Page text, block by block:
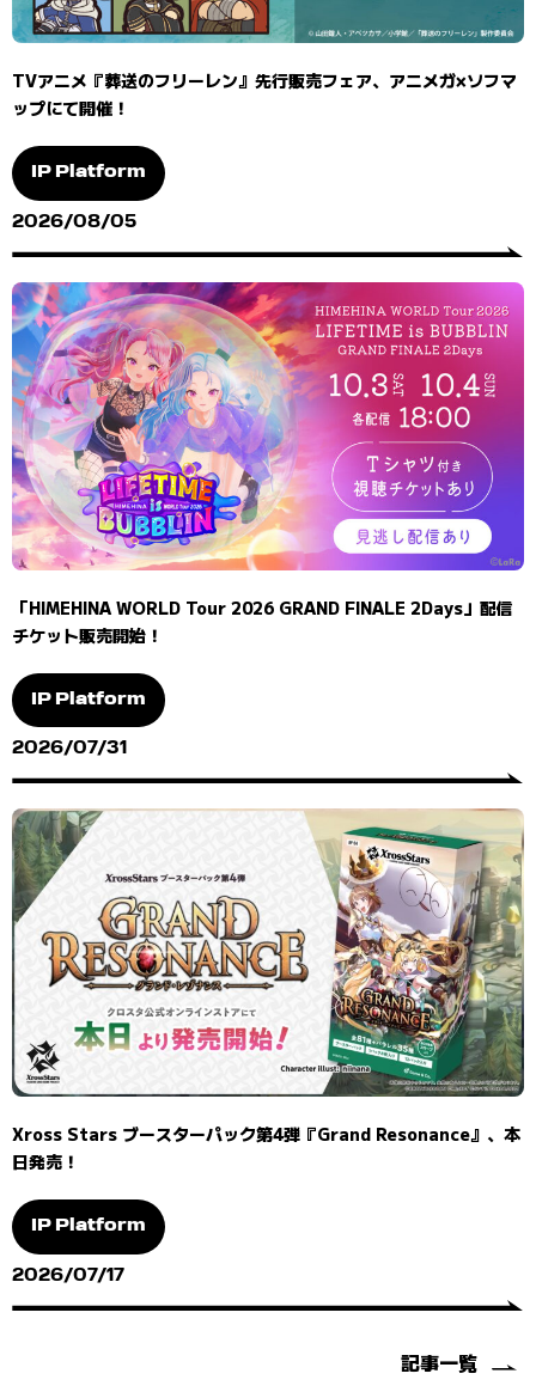
TVアニメ『葬送のフリーレン』先行販売フェア、アニメガ×ソフマ
ップにて開催！
IP Platform
2026/08/05
「HIMEHINA WORLD Tour 2026 GRAND FINALE 2Days」配信
チケット販売開始！
IP Platform
2026/07/31
Xross Stars ブースターパック第4弾『Grand Resonance』、本
日発売！
IP Platform
2026/07/17
記事一覧